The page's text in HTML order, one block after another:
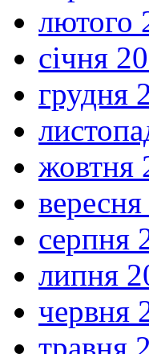
лютого
січня
грудня
жовтня
серпня
липня
червня
травня